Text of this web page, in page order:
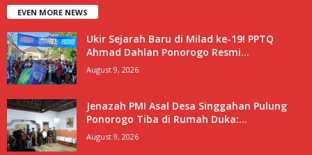
EVEN MORE NEWS
Ukir Sejarah Baru di Milad ke-19! PPTQ
Ahmad Dahlan Ponorogo Resmi...
August 9, 2026
Jenazah PMI Asal Desa Singgahan Pulung
Ponorogo Tiba di Rumah Duka:...
August 9, 2026